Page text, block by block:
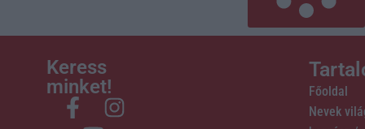
Keress
minket!
Főoldal
Nevek